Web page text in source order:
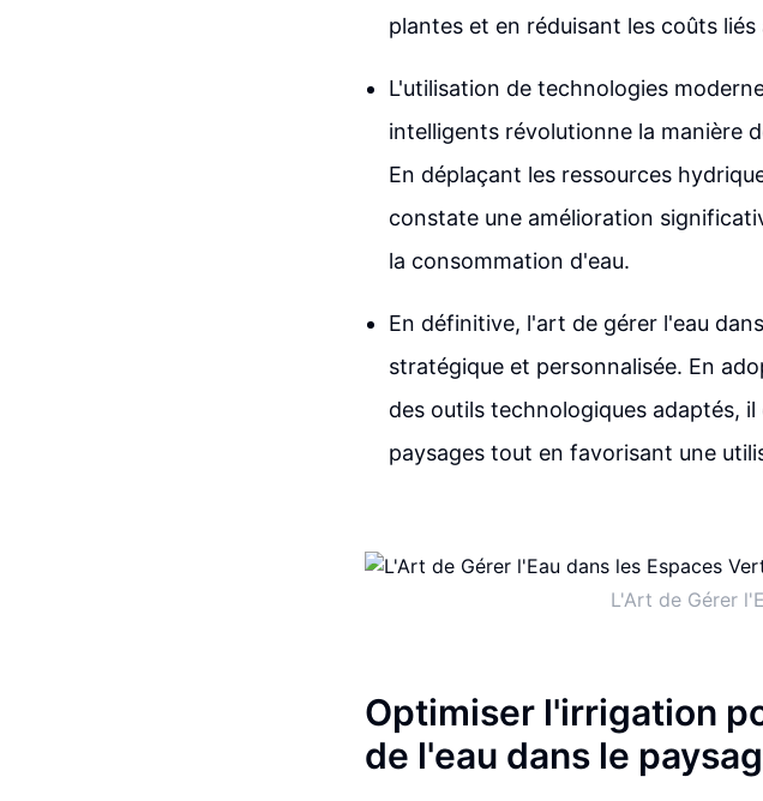
plantes et en réduisant les coûts liés
L'utilisation de technologies
intelligents révolutionne la manière
En déplaçant les ressources
constate une amélioration
la consommation d'eau.
En définitive, l'art de gérer l'eau
stratégique et personnalisée. En
des outils technologiques adaptés,
paysages tout en favorisant une
L'Art de Gérer
Optimiser l'irrigation
de l'eau dans le